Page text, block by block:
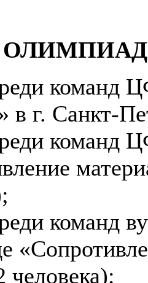
команд
в г. Санкт-
команд
команд